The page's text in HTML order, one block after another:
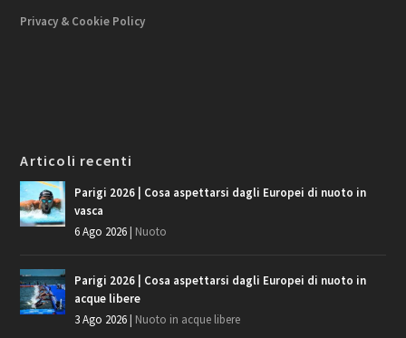
Privacy & Cookie Policy
Articoli recenti
Parigi 2026 | Cosa aspettarsi dagli Europei di nuoto in
vasca
6 Ago 2026 Nuoto
Parigi 2026 | Cosa aspettarsi dagli Europei di nuoto in
acque libere
3 Ago 2026 Nuoto in acque libere